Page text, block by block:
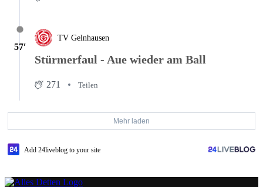
57′
TV Gelnhausen
Stürmerfaul - Aue wieder am Ball
271 Teilen
Mehr laden
Add 24liveblog to your site